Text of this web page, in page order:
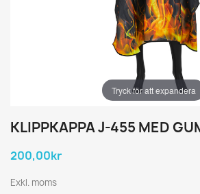
Tryck för att expandera
KLIPPKAPPA J-455 MED
200,00kr
Exkl. moms